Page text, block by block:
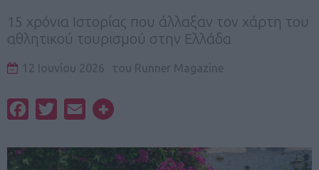
15 χρόνια Ιστορίας που άλλαξαν τον χάρτη του
αθλητικού τουρισμού στην Ελλάδα
12 Ιουνίου 2026 του Runner Magazine
FacebookTwitterEmail